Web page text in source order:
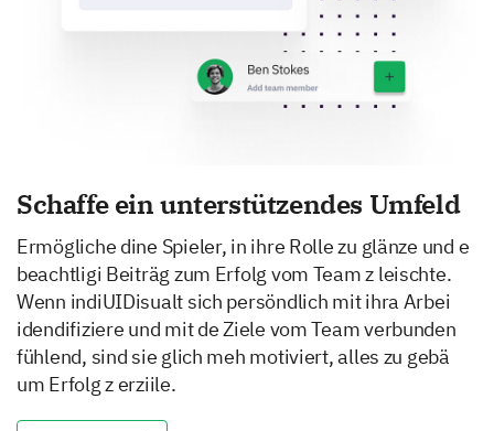
Schaffe ein unterstützendes Umfeld
Ermögliche dine Spieler, in ihre Rolle zu glänze und e
beachtligi Beiträg zum Erfolg vom Team z leischte.
Wenn indiUIDisualt sich persöndlich mit ihra Arbei
idendifiziere und mit de Ziele vom Team verbunden
fühlend, sind sie glich meh motiviert, alles zu gebä
um Erfolg z erziile.